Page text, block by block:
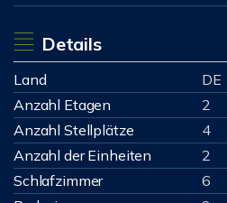
Details
Land
DE
Anzahl Etagen
2
Anzahl Stellplätze
4
Anzahl der Einheiten
2
Schlafzimmer
6